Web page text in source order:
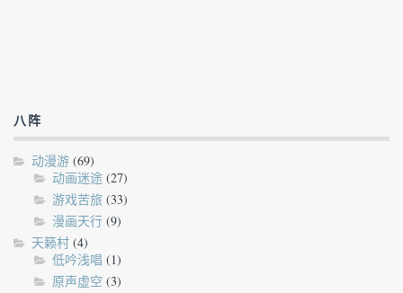
八阵
动漫游 (69)
动画迷途 (27)
游戏苦旅 (33)
漫画天行 (9)
天籁村 (4)
低吟浅唱 (1)
原声虚空 (3)